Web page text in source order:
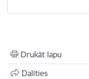
Drukāt lapu
Dalīties